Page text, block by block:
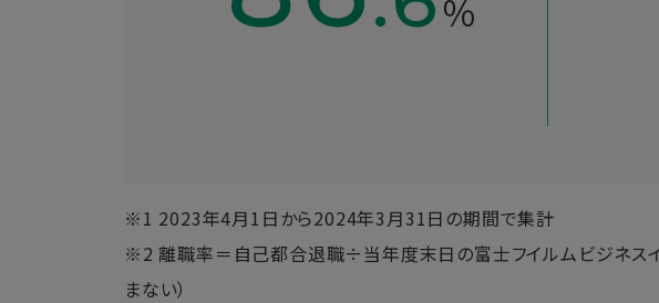
％
※1 2023年4月1日から2024年3月31日の期間で集計
※2 離職率＝自己都合退職÷当年度末日の富士フイルムビジネスイ
まない）